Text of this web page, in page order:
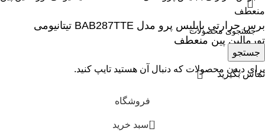
جستجو
برای دیدن محصولات که دنبال آن هستید تایپ کنید.
برس حرارتی بابلیس پرو مدل BAB287TTE تیتانیومی
تورمالین پین منعطف
تماس بگیرید
فروشگاه
0 سبد خرید